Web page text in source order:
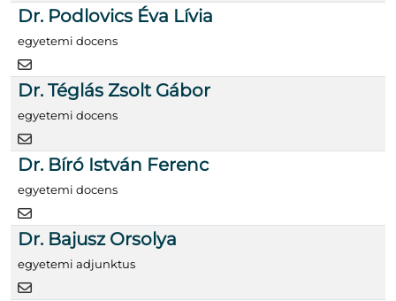
Dr. Podlovics Éva Lívia
egyetemi docens
Dr. Téglás Zsolt Gábor
egyetemi docens
Dr. Bíró István Ferenc
egyetemi docens
Dr. Bajusz Orsolya
egyetemi adjunktus